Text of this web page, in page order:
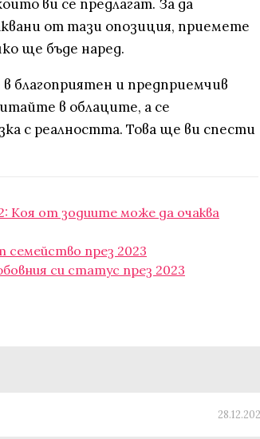
ви се предлагат. За да
от тази опозиция, приемете
ще бъде наред.
в благоприятен и предприемчив
в облаците, а се
с реалността. Това ще ви спести
Коя от зодиите може да очаква
през 2023
си статус през 2023